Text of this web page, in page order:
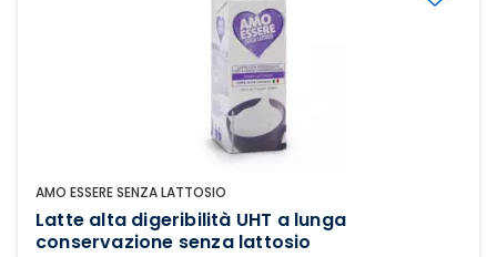
AMO ESSERE SENZA LATTOSIO
Latte alta digeribilità UHT a lunga
conservazione senza lattosio